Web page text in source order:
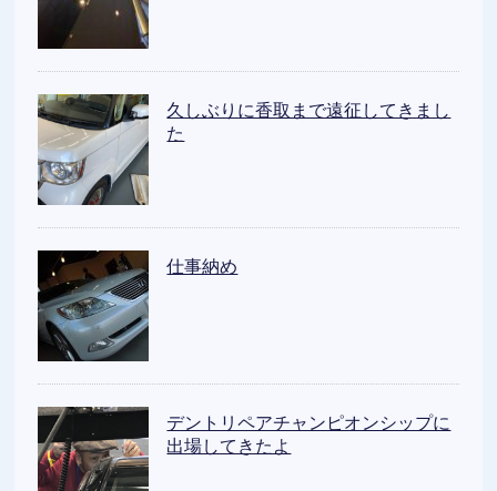
久しぶりに香取まで遠征してきまし
た
仕事納め
デントリペアチャンピオンシップに
出場してきたよ